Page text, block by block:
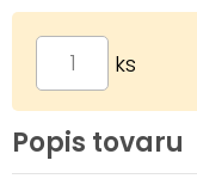
ks
Popis tovaru